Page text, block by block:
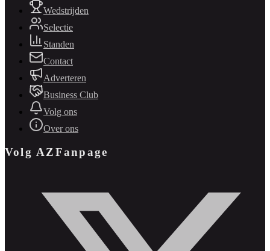
Wedstrijden
Selectie
Standen
Contact
Adverteren
Business Club
Volg ons
Over ons
Volg AZFanpage